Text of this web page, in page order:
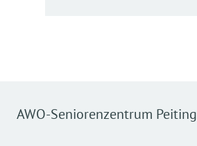
AWO-Seniorenzentrum Peiting